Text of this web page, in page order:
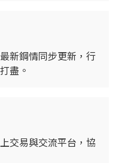
新鋼情同步更新，行
盡。
交易與交流平台，協